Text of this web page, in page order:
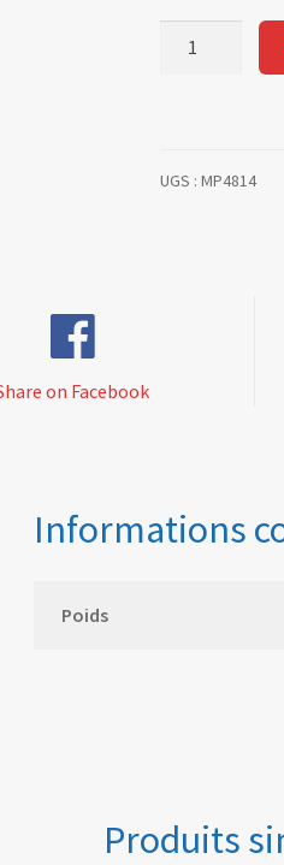
Berlinette
UGS :MP4814
on Facebook
Informations
Poids
Produits